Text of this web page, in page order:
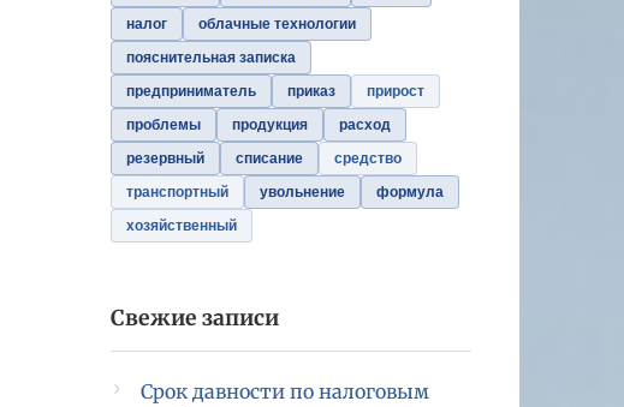
налог
облачные технологии
пояснительная записка
предприниматель
приказ
прирост
проблемы
продукция
расход
резервный
списание
средство
транспортный
увольнение
формула
хозяйственный
Свежие записи
Срок давности по налоговым